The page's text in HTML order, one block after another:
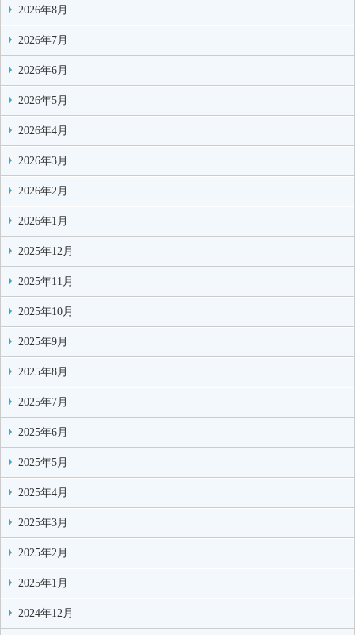
2026年8月
2026年7月
2026年6月
2026年5月
2026年4月
2026年3月
2026年2月
2026年1月
2025年12月
2025年11月
2025年10月
2025年9月
2025年8月
2025年7月
2025年6月
2025年5月
2025年4月
2025年3月
2025年2月
2025年1月
2024年12月